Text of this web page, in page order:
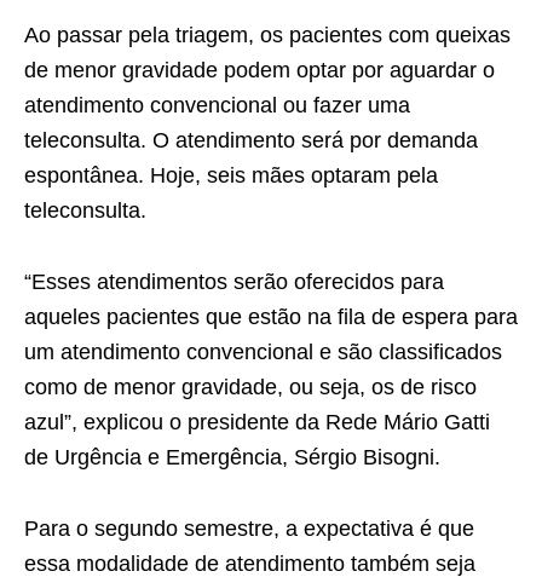
Ao passar pela triagem, os pacientes com queixas
de menor gravidade podem optar por aguardar o
atendimento convencional ou fazer uma
teleconsulta. O atendimento será por demanda
espontânea. Hoje, seis mães optaram pela
teleconsulta.
“Esses atendimentos serão oferecidos para
aqueles pacientes que estão na fila de espera para
um atendimento convencional e são classificados
como de menor gravidade, ou seja, os de risco
azul”, explicou o presidente da Rede Mário Gatti
de Urgência e Emergência, Sérgio Bisogni.
Para o segundo semestre, a expectativa é que
essa modalidade de atendimento também seja